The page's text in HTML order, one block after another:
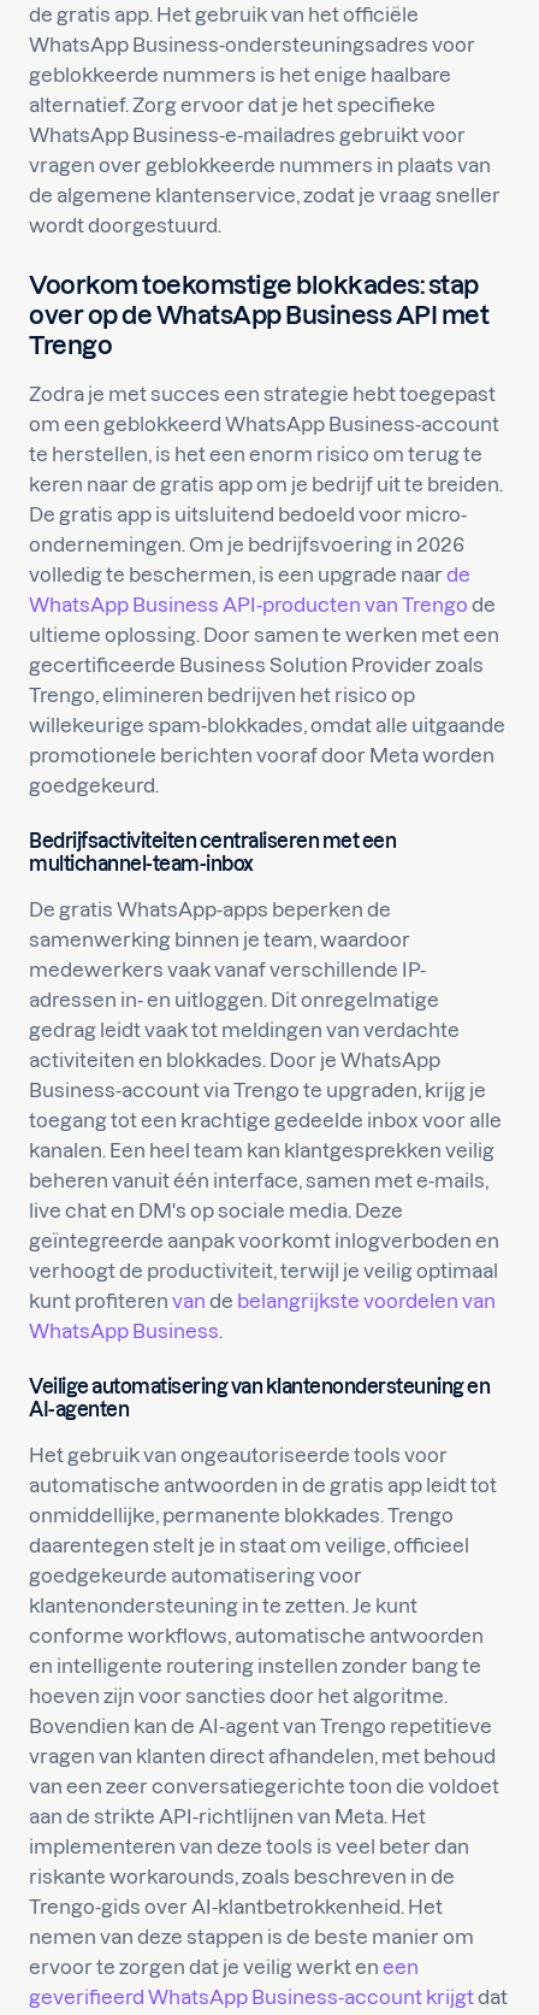
de gratis app. Het gebruik van het officiële
WhatsApp Business-ondersteuningsadres voor
geblokkeerde nummers is het enige haalbare
alternatief. Zorg ervoor dat je het specifieke
WhatsApp Business-e-mailadres gebruikt voor
vragen over geblokkeerde nummers in plaats van
de algemene klantenservice, zodat je vraag sneller
wordt doorgestuurd.
Voorkom toekomstige blokkades: stap
over op de WhatsApp Business API met
Trengo
Zodra je met succes een strategie hebt toegepast
om een geblokkeerd WhatsApp Business-account
te herstellen, is het een enorm risico om terug te
keren naar de gratis app om je bedrijf uit te breiden.
De gratis app is uitsluitend bedoeld voor micro-
ondernemingen. Om je bedrijfsvoering in 2026
volledig te beschermen, is een upgrade naarde
WhatsApp Business API-producten van Trengo de
ultieme oplossing. Door samen te werken met een
gecertificeerde Business Solution Provider zoals
Trengo, elimineren bedrijven het risico op
willekeurige spam-blokkades, omdat alle uitgaande
promotionele berichten vooraf door Meta worden
goedgekeurd.
Bedrijfsactiviteiten centraliseren met een
multichannel-team-inbox
De gratis WhatsApp-apps beperken de
samenwerking binnen je team, waardoor
medewerkers vaak vanaf verschillende IP-
adressen in- en uitloggen. Dit onregelmatige
gedrag leidt vaak tot meldingen van verdachte
activiteiten en blokkades. Door je WhatsApp
Business-account via Trengo te upgraden, krijg je
toegang tot een krachtige gedeelde inbox voor alle
kanalen. Een heel team kan klantgesprekken veilig
beheren vanuit één interface, samen met e-mails,
live chat en DM's op sociale media. Deze
geïntegreerde aanpak voorkomt inlogverboden en
verhoogt de productiviteit, terwijl je veilig optimaal
kunt profiteren van de belangrijkste voordelen van
WhatsApp Business.
Veilige automatisering van klantenondersteuning en
AI-agenten
Het gebruik van ongeautoriseerde tools voor
automatische antwoorden in de gratis app leidt tot
onmiddellijke, permanente blokkades. Trengo
daarentegen stelt je in staat om veilige, officieel
goedgekeurde automatisering voor
klantenondersteuning in te zetten. Je kunt
conforme workflows, automatische antwoorden
en intelligente routering instellen zonder bang te
hoeven zijn voor sancties door het algoritme.
Bovendien kan de AI-agent van Trengo repetitieve
vragen van klanten direct afhandelen, met behoud
van een zeer conversatiegerichte toon die voldoet
aan de strikte API-richtlijnen van Meta. Het
implementeren van deze tools is veel beter dan
riskante workarounds, zoals beschreven in de
Trengo-gids over AI-klantbetrokkenheid. Het
nemen van deze stappen is de beste manier om
ervoor te zorgen dat je veilig werkt en een
geverifieerd WhatsApp Business-account krijgtdat